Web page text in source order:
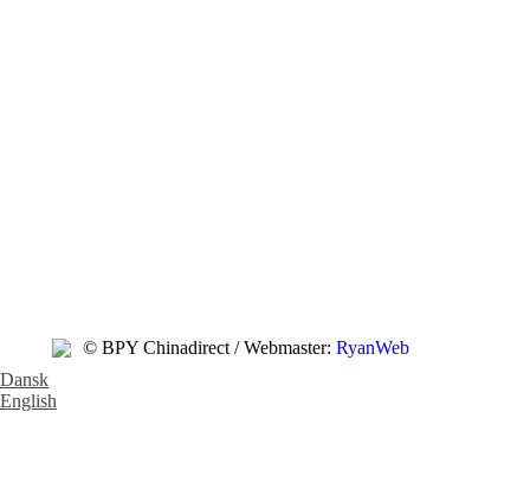
© BPY Chinadirect / Webmaster: RyanWeb
Dansk
English